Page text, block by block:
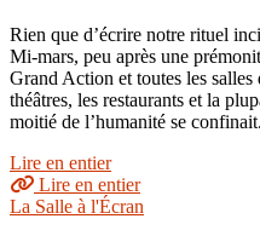
Rien que d’écrire notre rituel
Mi-mars, peu après une
Grand Action et toutes les
théâtres, les restaurants et la
moitié de l’humanité se confinait.
Lire en entier
Lire en entier
La Salle à l'Écran